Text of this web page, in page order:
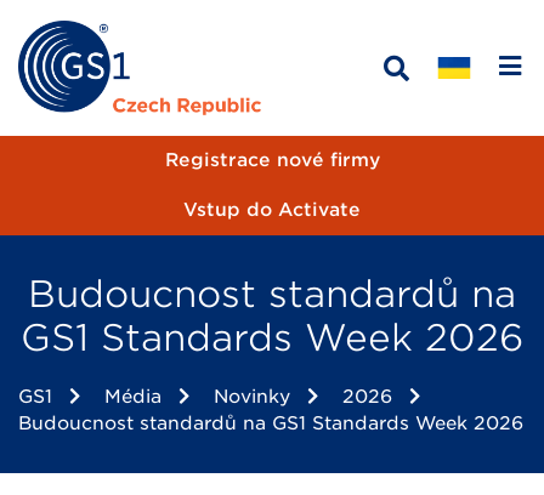
Registrace nové firmy
Vstup do Activate
Budoucnost standardů na
GS1 Standards Week 2026
GS1 Média Novinky
2026
Budoucnost standardů na GS1 Standards Week 2026